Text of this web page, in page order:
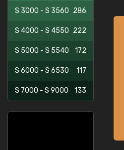
S 3000 - S 3560 286
S 4000 - S 4550 222
S 5000 - S 5540 172
S 6000 - S 6530 117
S 7000 - S 9000 133